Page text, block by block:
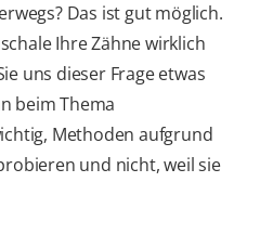
Das ist gut möglich.
Ihre Zähne wirklich
uns dieser Frage etwas
beim Thema
Methoden aufgrund
und nicht, weil sie